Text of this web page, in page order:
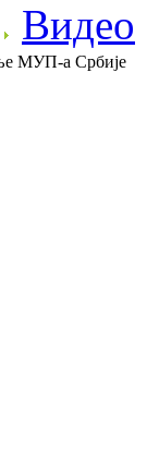
Видео
МУП-a Србије